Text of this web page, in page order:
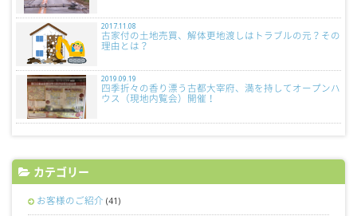
2017.11.08
古家付の土地売買、解体更地渡しはトラブルの元？その
理由とは？
2019.09.19
四季折々の香り漂う古都大宰府、満を持してオープンハ
ウス（現地内覧会）開催！
カテゴリー
お客様のご紹介 (41)